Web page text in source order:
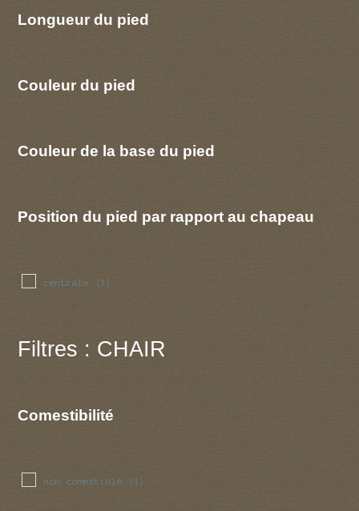
Longueur du pied
Couleur du pied
Couleur de la base du pied
Position du pied par rapport au chapeau
centrale (1)
Filtres : CHAIR
Comestibilité
non comestible (1)